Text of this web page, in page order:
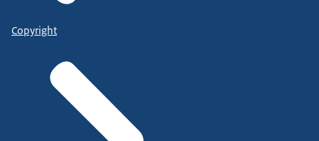
Copyright